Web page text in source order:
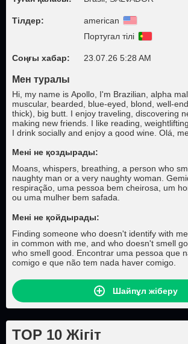
Тілдер:
american
Португал тілі
Соңғы хабар: 23.07.26 5:28 AM
Мен туралы
Hi, my name is Apollo, I'm Brazilian, alpha
muscular, bearded, blue-eyed, blond, well-
thick), big butt. I enjoy traveling, discovering
making new friends. I like reading,
I drink socially and enjoy a good wine. Olá, me chamo Apollo,
olhos azuis, loiro, bem dotado, 22 cm grosso,
Gosto de leitura, de musculação, de
socialmente, gosto de um bom vinho.
Мені не қоздырады:
Moans, whispers, breathing, a person who
naughty man or a very naughty woman. Gemidos, sussuros,
respiração, uma pessoa bem cheirosa, um
ou uma mulher bem safada.
Мені не қойдырады:
Finding someone who doesn't identify with
in common with me, and who doesn't smell
who smell good. Encontrar uma pessoa que não se identifica
comigo e que não tem nada haver comigo.
Шайпұл жіберу
TOP 10 Жігіт